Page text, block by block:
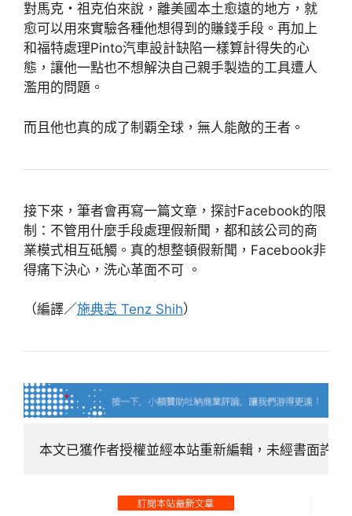
對馬克・祖克伯來說，離美國本土愈遠的地方，就
愈可以用來實驗各種他想得到的賺錢手段。再加上
和福特處理Pinto汽車設計缺陷一樣算計得失的心
態，讓他一點也不想解決自己親手製造的工具遭人
濫用的問題。
而且他也真的成了制覇全球，無人能敵的王者。
接下來，筆者會再寫一篇文章，探討Facebook的限
制：不管用什麼手段處理假新聞，都和該公司的商
業模式相互砥觸。真的想整頓假新聞，Facebook非
得痛下決心，洗心革面不可 。
（編譯／施典志 Tenz Shih）
本文已獲作者授權並經本站重新編輯，未經書面許